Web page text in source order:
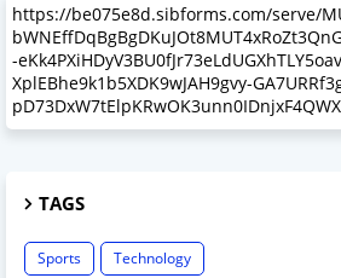
https://be075e8d.sibforms.com/serve/
-
XplEBhe9k1b5XDK9wJAH9gvy-
TAGS
Sports Technology